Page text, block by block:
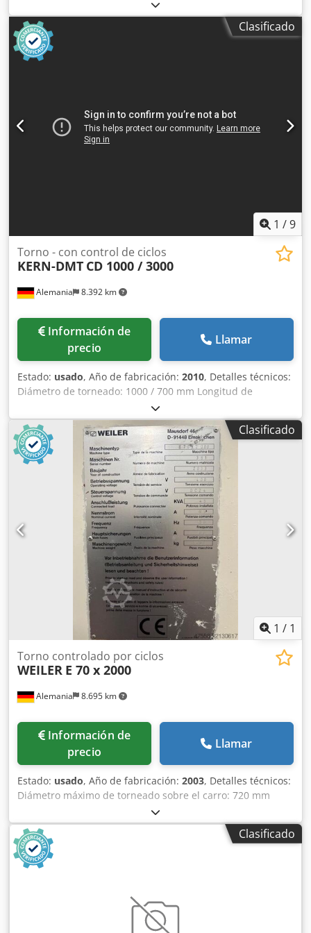
Diámetro de volteo: 1.250 mm Peso de la pieza: 14 t
Diámetro de torneado sobre carro: 900 - 950 mm Potencia
total requerida: 45 kW Peso de la máquina aprox.: 18 t
Clasificado
1 /9
Alemania 8.392 km
Torno - con control de ciclos
KERN-DMT CD 1000 / 3000
Información de
precio
Llamar
Estado: usado, Año de fabricación: 2010, Detalles técnicos:
Diámetro de torneado: 1000 / 700 mm Longitud de
torneado: 3000 mm Recorrido del carro transversal: 600
mm Diámetro de torneado sobre el soporte: 700 mm
Dodpfxor U Skho Ah Ijwa Velocidad de giro: 1-1.800 rpm
Niveles de transmisión: 2 Husillo: 46 (60%) kW Diámetro
interior del husillo: 132 mm Recorrido del manguito del
contrapunto: 280 mm Peso máximo de la pieza: 2.560 kg
Requisito de potencia total: 38 kW Peso de la máquina
aprox.: 6 t Necesidad de espacio aprox.: 5 x 2,6 x 1,9 m
Torno CNC cíclico, Sistema portaherramientas PARAT Plato
hidráulico de sujeción SCHUNK ROTA NC 500-160,
Contrapunto, Transportador de virutas
Clasificado
1 / 1
Alemania 8.695 km
Torno controlado por ciclos
WEILER E 70 x 2000
Información de
precio
Llamar
Estado: usado, Año de fabricación: 2003, Detalles técnicos:
Diámetro máximo de torneado sobre el carro: 720 mm
Diámetro máximo de torneado sobre el carro transversal:
430 mm Longitud de torneado: 2000 mm Ancho del carro:
480 mm Distancia entre puntos: 2000 mm Altura entre
puntos: 360 mm Recorrido del carro transversal: 410 mm
Control: Siemens Sinumerik 810D Weiler D2 Velocidad de
del orificio del husillo: 216 mm Cabezal del husillo: DIN
55026 - Tamaño 15 Par de torsión en el husillo: 4300 Nm
Alojamiento del contrapunto ISO: MK 6 Recorrido del cono
Clasificado